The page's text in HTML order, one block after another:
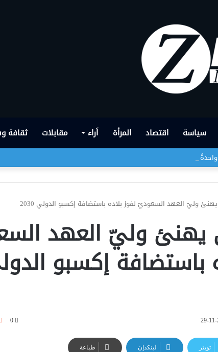
سياسة اقتصاد المرأة اَراء مقابلات ثقافة
من أبشع الجرائم التي شهدها العراق في تاريخه الحديث
وليّ العهد السعوديّ لفوز بلاده باستضافة إكسبو الدولي 2030
يهنئ وليّ العهد
باستضافة إكسبو
0
تويتر لينكدإن طباعة